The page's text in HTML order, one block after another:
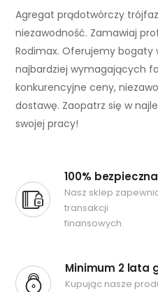
Agregat prądotwórczy
niezawodność. Zamawiaj
Rodimax. Oferujemy bogaty
najbardziej wymagających
konkurencyjne ceny,
dostawę. Zaopatrz się w
swojej pracy!
100%
Nasz sklep
transakcji
finansowych.
Minimum 2 lata
Kupując nasze